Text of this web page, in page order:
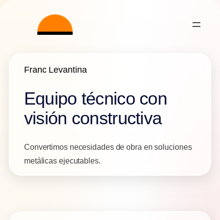
Franc Levantina
Equipo técnico con
visión constructiva
Convertimos necesidades de obra en soluciones
metálicas ejecutables.